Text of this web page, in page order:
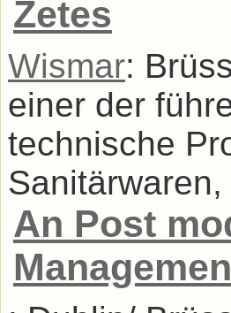
Zetes
Wismar:
einer der
technische
An Post